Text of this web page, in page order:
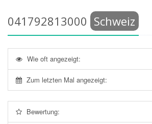
041792813000 Schweiz
Wie oft angezeigt:
Zum letzten Mal angezeigt:
Bewertung: